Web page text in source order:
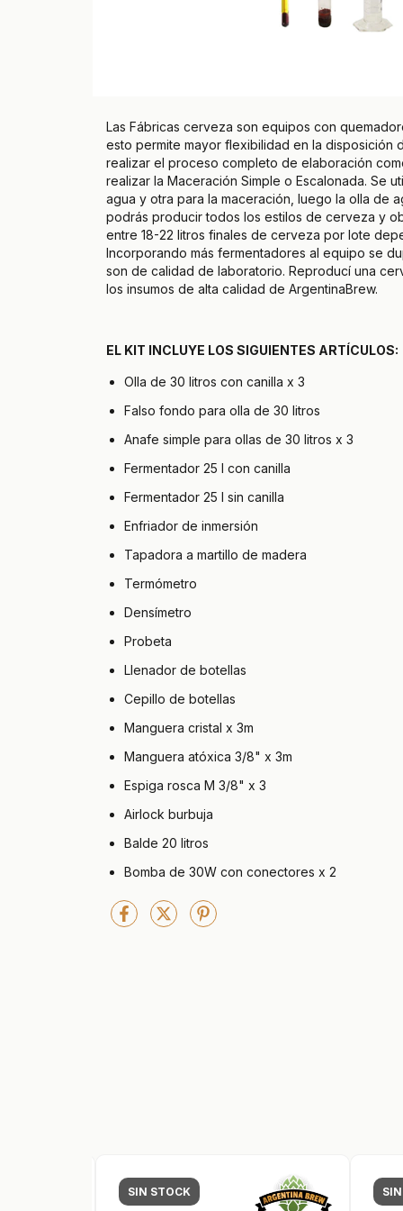
Las Fábricas cerveza son equipos con
esto permite mayor flexibilidad en la
realizar el proceso completo de elaboración
realizar la Maceración Simple o Escalonada. Se
agua y otra para la maceración, luego la olla de
podrás producir todos los estilos de cerveza y
entre 18-22 litros finales de cerveza por lote
Incorporando más fermentadores al equipo se
son de calidad de laboratorio. Reproducí una
los insumos de alta calidad de ArgentinaBrew.
EL KIT INCLUYE LOS SIGUIENTES ARTÍCULOS:
Olla de 30 litros con canilla x 3
Falso fondo para olla de 30 litros
Anafe simple para ollas de 30 litros x 3
Fermentador 25 l con canilla
Fermentador 25 l sin canilla
Enfriador de inmersión
Tapadora a martillo de madera
Termómetro
Densímetro
Probeta
Llenador de botellas
Cepillo de botellas
Manguera cristal x 3m
Manguera atóxica 3/8" x 3m
Espiga rosca M 3/8" x 3
Airlock burbuja
Balde 20 litros
Bomba de 30W con conectores x 2
SIN STOCK